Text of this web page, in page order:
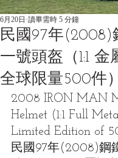
民國97年(2008)
一號頭盔（1:1 金
全球限量500件）
6月20日 讀畢需時 5 分鐘
2008 IRON MAN
Helmet (1:1 Full
Limited Edition of
民國97年(2008)鋼